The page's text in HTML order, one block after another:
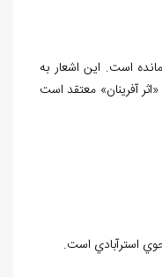
است. اين اشعار به
آفرينان» معتقد است
استرآبادي است.